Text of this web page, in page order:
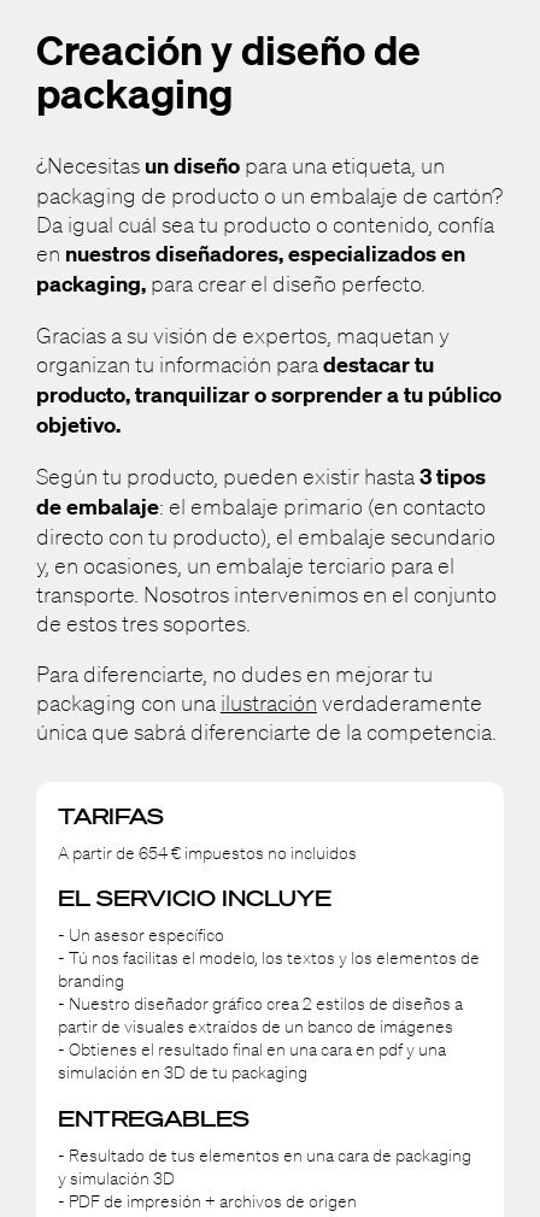
Creación y diseño de
packaging
¿Necesitas un diseño para una etiqueta, un
packaging de producto o un embalaje de cartón?
Da igual cuál sea tu producto o contenido, confía
en nuestros diseñadores, especializados en
packaging, para crear el diseño perfecto.
Gracias a su visión de expertos, maquetan y
organizan tu información para destacar tu
producto, tranquilizar o sorprender a tu público
objetivo.
Según tu producto, pueden existir hasta 3 tipos
de embalaje: el embalaje primario (en contacto
directo con tu producto), el embalaje secundario
y, en ocasiones, un embalaje terciario para el
transporte. Nosotros intervenimos en el conjunto
de estos tres soportes.
Para diferenciarte, no dudes en mejorar tu
packaging con una ilustración verdaderamente
única que sabrá diferenciarte de la competencia.
TARIFAS
A partir de 654 € impuestos no incluidos
EL SERVICIO INCLUYE
- Un asesor específico
- Tú nos facilitas el modelo, los textos y los elementos de
branding
- Nuestro diseñador gráfico crea 2 estilos de diseños a
partir de visuales extraídos de un banco de imágenes
- Obtienes el resultado final en una cara en pdf y una
simulación en 3D de tu packaging
ENTREGABLES
- Resultado de tus elementos en una cara de packaging
y simulación 3D
- PDF de impresión + archivos de origen